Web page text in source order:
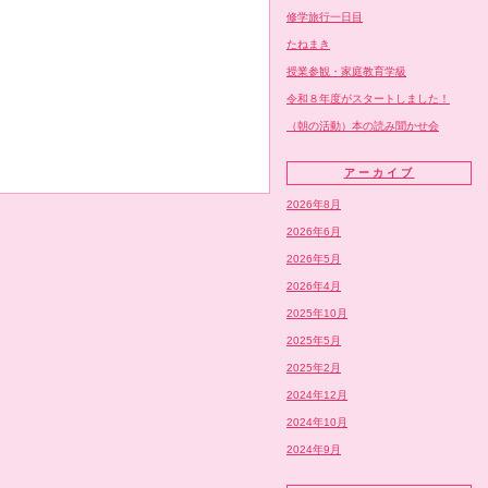
修学旅行一日目
たねまき
授業参観・家庭教育学級
令和８年度がスタートしました！
（朝の活動）本の読み聞かせ会
アーカイブ
2026年8月
2026年6月
2026年5月
2026年4月
2025年10月
2025年5月
2025年2月
2024年12月
2024年10月
2024年9月